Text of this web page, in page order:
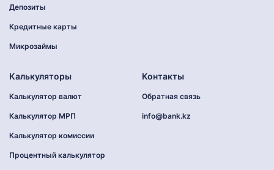
Депозиты
Кредитные карты
Микрозаймы
Калькуляторы
Калькулятор валют
Калькулятор МРП
Калькулятор комиссии
Процентный калькулятор
Контакты
Обратная связь
info@bank.kz